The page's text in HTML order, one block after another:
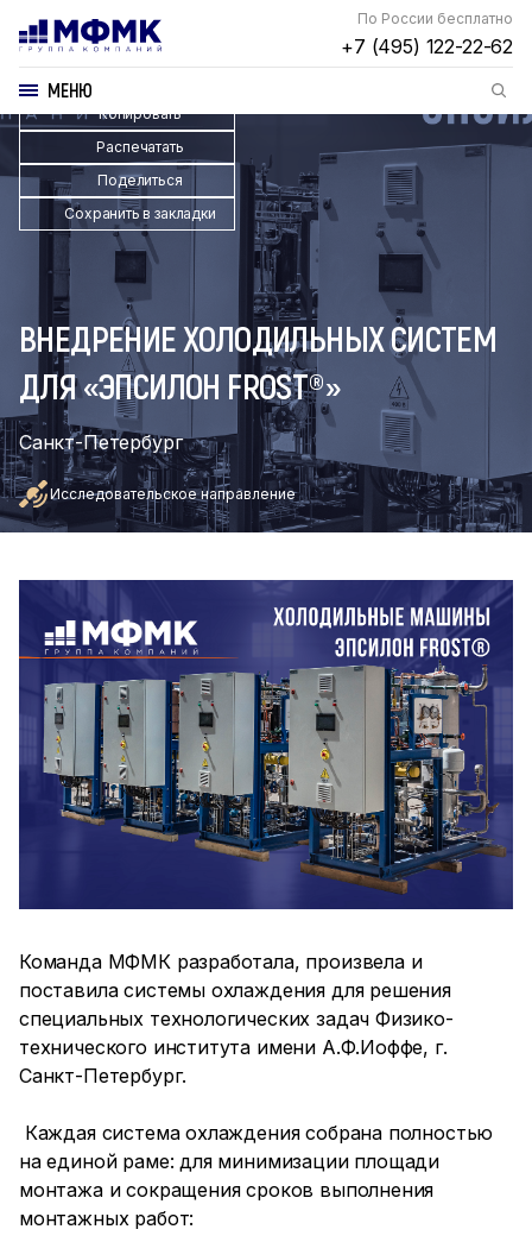
По России бесплатно
+7 (495) 122-22-62
МЕНЮ
Копировать
Распечатать
Поделиться
Сохранить в закладки
ВНЕДРЕНИЕ ХОЛОДИЛЬНЫХ СИСТЕМ
ДЛЯ «ЭПСИЛОН FROST®»
Санкт-Петербург
Исследовательское направление
Команда МФМК разработала, произвела и
поставила системы охлаждения для решения
специальных технологических задач Физико-
технического института имени А.Ф.Иоффе, г.
Санкт-Петербург.
Каждая система охлаждения собрана полностью
на единой раме: для минимизации площади
монтажа и сокращения сроков выполнения
монтажных работ: